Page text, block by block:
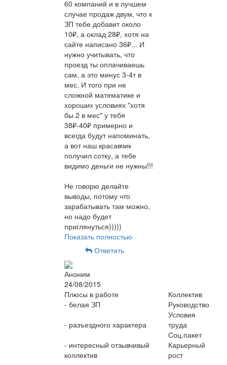
60 компаний и в лучшем
случае продаж двум, что к
ЗП тебе добавит около
10₽, а оклад 28₽, хотя на
сайте написано 36₽... И
нужно учитывать, что
проезд ты оплачиваешь
сам, а это минус 3-4т в
мес. И того при не
сложной математике и
хороших условиях "хотя
бы 2 в мес" у тебя
38₽-40₽ примерно и
всегда будут напоминать,
а вот наш красавчик
получил сотку, а тебе
видимо деньги не нужны!!!
Не говорю делайте
выводы, потому что
зарабатывать там можно,
но надо будет
приглянуться)))))
Показать полностью
Ответить
Аноним
24/08/2015
Плюсы в работе
- белая ЗП
- разъездного характера
- интересный отзывчивый
коллектив
Коллектив
Руководство
Условия
труда
Соц.пакет
Карьерный
рост